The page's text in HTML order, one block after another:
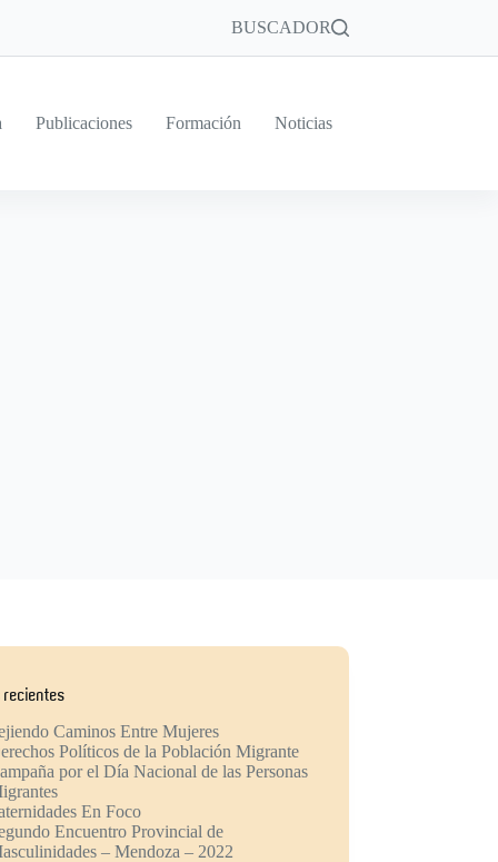
BUSCADOR
Publicaciones Formación Noticias
recientes
Caminos Entre Mujeres
Políticos de la Población Migrante
por el Día Nacional de las Personas
En Foco
Encuentro Provincial de
– Mendoza – 2022